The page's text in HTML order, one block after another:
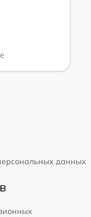
данных